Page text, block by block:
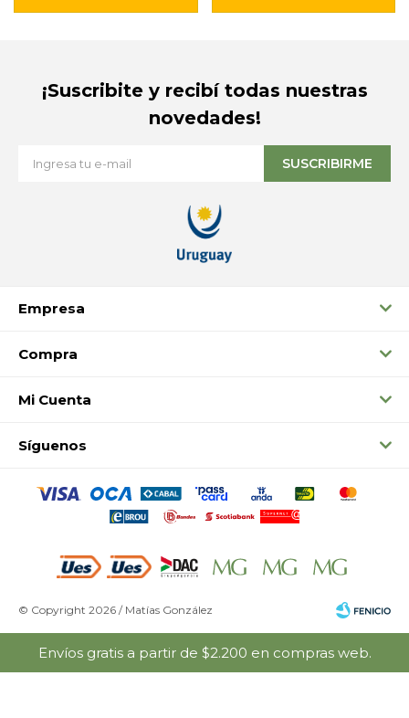
Empresa
Compra
Mi Cuenta
Síguenos
¡Suscribite y recibí todas nuestras
novedades!
SUSCRIBIRME
© Copyright 2026 / Matías González
Envíos gratis a partir de $2.200 en compras web.